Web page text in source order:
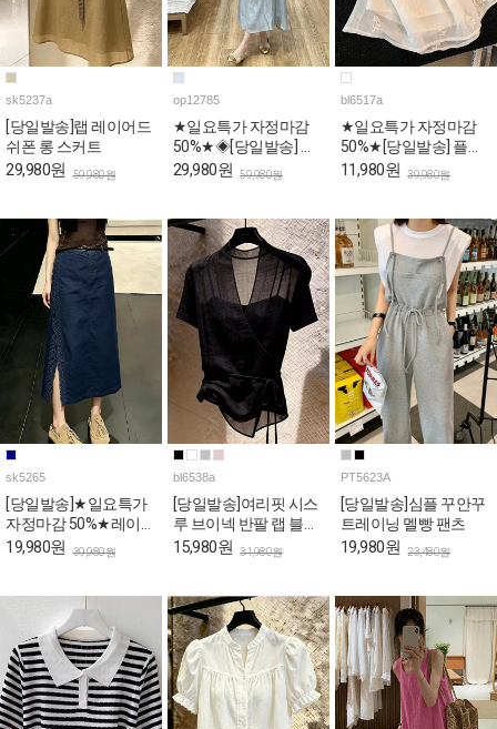
sk5237a
[당일발송]랩 레이어드
쉬폰 롱 스커트
29,980원 59,980원
op12785
★일요특가 자정마감
50%★◈[당일발송] 스
퀘어넥 스카이 퍼프 롱
29,980원 59,980원
bl6517a
★일요특가 자정마감
50%★[당일발송] 플라
워 자수 스퀘어 퍼프 페
11,980원 39,980원
sk5265
[당일발송]★일요특가
자정마감 50%★레이스
사이드 슬릿 A라인 스
19,980원 39,980원
bl6538a
[당일발송]여리핏 시스
루 브이넥 반팔 랩 블라
우스
15,980원 31,980원
PT5623A
[당일발송]심플 꾸안꾸
트레이닝 멜빵 팬츠
19,980원 23,480원